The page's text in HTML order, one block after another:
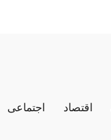
اقتصاد اجتماعی